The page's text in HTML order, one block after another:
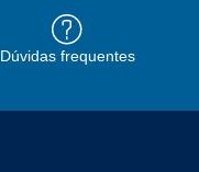
Dúvidas frequentes